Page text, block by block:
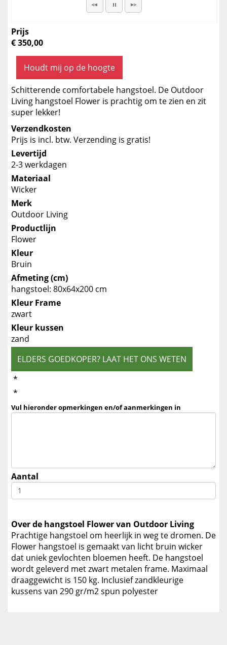
Prijs
€ 350,00
Houdt mij op de hoogte
Schitterende comfortabele hangstoel. De Outdoor
Living hangstoel Flower is prachtig om te zien en zit
super lekker!
Verzendkosten
Prijs is incl. btw. Verzending is gratis!
Levertijd
2-3 werkdagen
Materiaal
Wicker
Merk
Outdoor Living
Productlijn
Flower
Kleur
Bruin
Afmeting (cm)
hangstoel: 80x64x200 cm
Kleur Frame
zwart
Kleur kussen
zand
ELDERS GOEDKOPER? LAAT HET ONS WETEN
*
*
Vul hieronder opmerkingen en/of aanmerkingen in
Aantal
Over de hangstoel Flower van Outdoor Living
Prachtige hangstoel om heerlijk in weg te dromen. De
Flower hangstoel is gemaakt van licht bruin wicker
dat uniek gevlochten bloemen heeft. De hangstoel
wordt geleverd met zwart metalen frame. Maximaal
draaggewicht is 150 kg. Inclusief zandkleurige
kussens van 290 gr/m2 spun polyester